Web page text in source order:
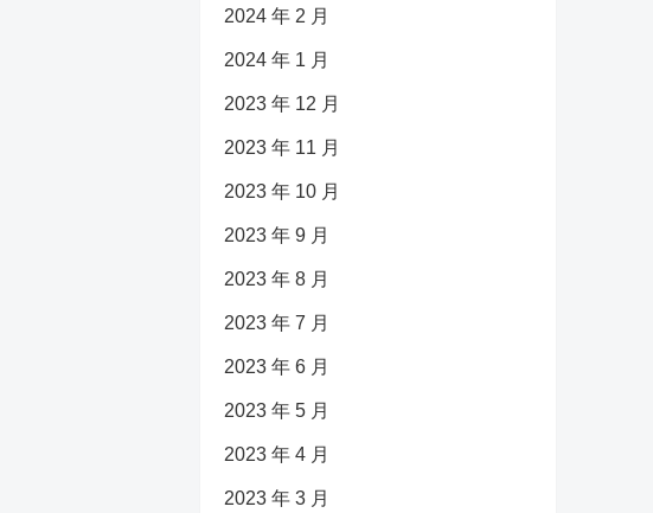
2024 年 2 月
2024 年 1 月
2023 年 12 月
2023 年 11 月
2023 年 10 月
2023 年 9 月
2023 年 8 月
2023 年 7 月
2023 年 6 月
2023 年 5 月
2023 年 4 月
2023 年 3 月